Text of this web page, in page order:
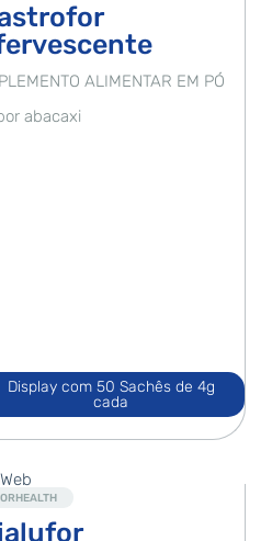
ALIMENTAR EM PÓ
abacaxi
Display com 50 Sachês de 4g
cada